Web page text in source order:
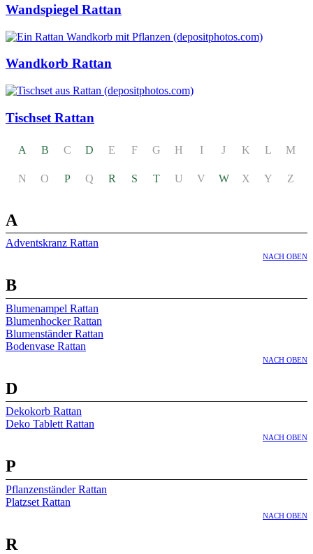
Wandspiegel Rattan
Wandkorb Rattan
Tischset Rattan
A B C D E F G H I J K L M
N O P Q R S T U V W X Y Z
A
Adventskranz Rattan
NACH OBEN
B
Blumenampel Rattan
Blumenhocker Rattan
Blumenständer Rattan
Bodenvase Rattan
NACH OBEN
D
Dekokorb Rattan
Deko Tablett Rattan
NACH OBEN
P
Pflanzenständer Rattan
Platzset Rattan
NACH OBEN
R